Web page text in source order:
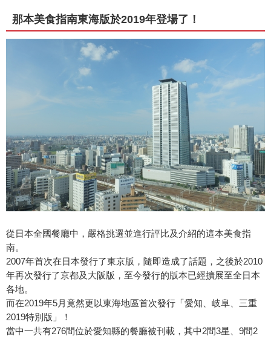
那本美食指南東海版於2019年登場了！
從日本全國餐廳中，嚴格挑選並進行評比及介紹的這本美食指
南。
2007年首次在日本發行了東京版，隨即造成了話題，之後於2010
年再次發行了京都及大阪版，至今發行的版本已經擴展至全日本
各地。
而在2019年5月竟然更以東海地區首次發行「愛知、岐阜、三重
2019特別版」！
當中一共有276間位於愛知縣的餐廳被刊載，其中2間3星、9間2